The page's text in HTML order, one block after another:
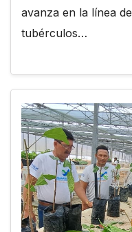
avanza en la línea
tubérculos…